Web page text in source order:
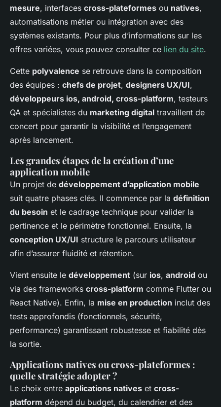
mesure, interfaces cross-plateformes ou natives,
automatisations métier ou intégration avec des
systèmes existants. Pour plus d’informations sur les
offres variées, vous pouvez consulter ce lien du site.
Cette polyvalence se retrouve dans la composition
des équipes : chefs de projet, designers UX/UI,
développeurs ios, android, cross-platform, testeurs
QA et spécialistes du marketing digital travaillent de
concert pour garantir la visibilité et l’engagement
après lancement.
Les grandes étapes de la création d’une
application mobile
Un projet de développement d’application mobile
suit quatre phases clés. Il commence par la définition
du besoin et le cadrage technique pour valider la
pertinence et le périmètre fonctionnel. Ensuite, la
conception UX/UI structure le parcours utilisateur
afin d’assurer fluidité et rétention.
Vient ensuite le développement (sur ios, android ou
via des frameworks cross-platform comme Flutter ou
React Native). Enfin, la mise en production inclut des
tests approfondis (fonctionnels, sécurité,
performance) garantissant robustesse et fiabilité dès
la sortie.
Applications natives ou cross-plateformes :
quelle stratégie adopter ?
Le choix entre applications natives et cross-
platform dépend du budget, du calendrier et des